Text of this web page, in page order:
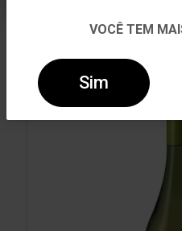
VINHO BRACCOBOSCA OMBU
VOCÊ TEM
Sim